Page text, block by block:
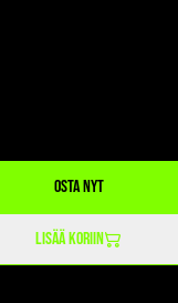
Osta nyt
Lisää koriin